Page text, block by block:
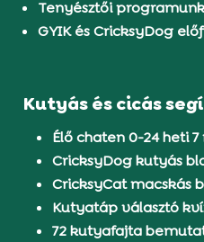
Tenyésztői
GYIK és CricksyDog
Kutyás és cicás
Élő chaten 0-24 heti
CricksyDog kutyás
CricksyCat macskás
Kutyatáp választó
72 kutyafajta